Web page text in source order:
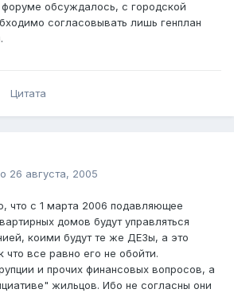
форуме обсуждалось, с городской
согласовывать лишь генплан
Цитата
26 августа, 2005
что с 1 марта 2006 подавляющее
домов будут управляться
коими будут те же ДЕЗы, а это
что все равно его не обойти.
и прочих финансовых вопросов, а
жильцов. Ибо не согласны они